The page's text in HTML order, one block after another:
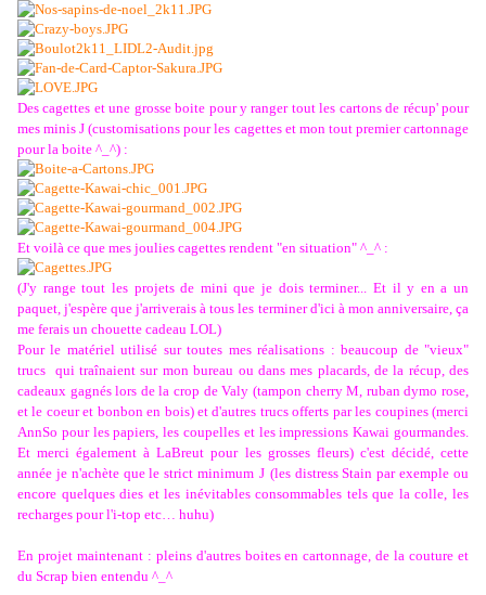
Des cagettes et une grosse boite pour y ranger tout les cartons de récup' pour
mes minisJ (customisations pour les cagettes et mon tout premier cartonnage
pour la boite ^_^) :
Et voilà ce que mes joulies cagettes rendent "en situation" ^_^ :
(J'y range tout les projets de mini que je dois terminer... Et il y en a un
paquet, j'espère que j'arriverais à tous les terminer d'ici à mon anniversaire, ça
me ferais un chouette cadeau LOL)
Pour le matériel utilisé sur toutes mes réalisations : beaucoup de "vieux"
trucs qui traînaient sur mon bureau ou dans mes placards, de la récup, des
cadeaux gagnés lors de la crop de Valy (tampon cherry M, ruban dymo rose,
et le coeur et bonbon en bois) et d'autres trucs offerts par les coupines (merci
AnnSo pour les papiers, les coupelles et les impressions Kawai gourmandes.
Et merci également à LaBreut pour les grosses fleurs) c'est décidé, cette
année je n'achète que le strict minimum J (les distress Stain par exemple ou
encore quelques dies et les inévitables consommables tels que la colle, les
recharges pour l'i-top etc… huhu)
En projet maintenant : pleins d'autres boites en cartonnage, de la couture et
du Scrap bien entendu ^_^